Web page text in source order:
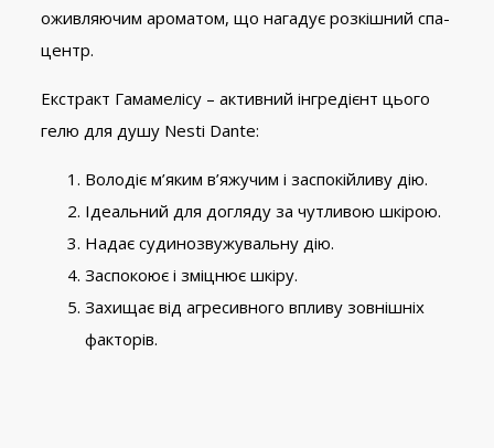
оживляючим ароматом, що нагадує розкішний спа-
центр.
Екстракт Гамамелісу – активний інгредієнт цього
гелю для душу Nesti Dante:
Володіє м’яким в’яжучим і заспокійливу дію.
Ідеальний для догляду за чутливою шкірою.
Надає судинозвужувальну дію.
Заспокоює і зміцнює шкіру.
Захищає від агресивного впливу зовнішніх
факторів.